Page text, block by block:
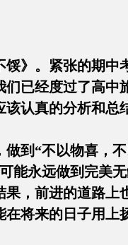
》。紧张的期中
已经度过了高
应该认真的分
到“不以物喜，
能永远做到完美
，前进的道路上
能在将来的日